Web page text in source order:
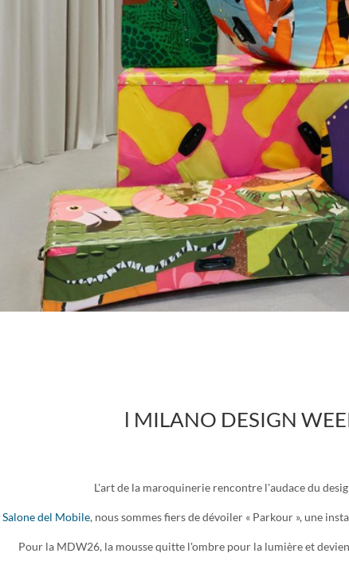
l MILANO DESIGN
L'art de la maroquinerie rencontre l'audace du
Salone del Mobile, nous sommes fiers de dévoiler « Parkour », une
Pour la MDW26, la mousse quitte l'ombre pour la lumière et